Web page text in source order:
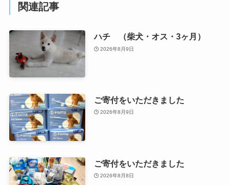
関連記事
ハチ （柴犬・オス・3ヶ月）
2026年8月9日
ご寄付をいただきました
2026年8月9日
ご寄付をいただきました
2026年8月8日